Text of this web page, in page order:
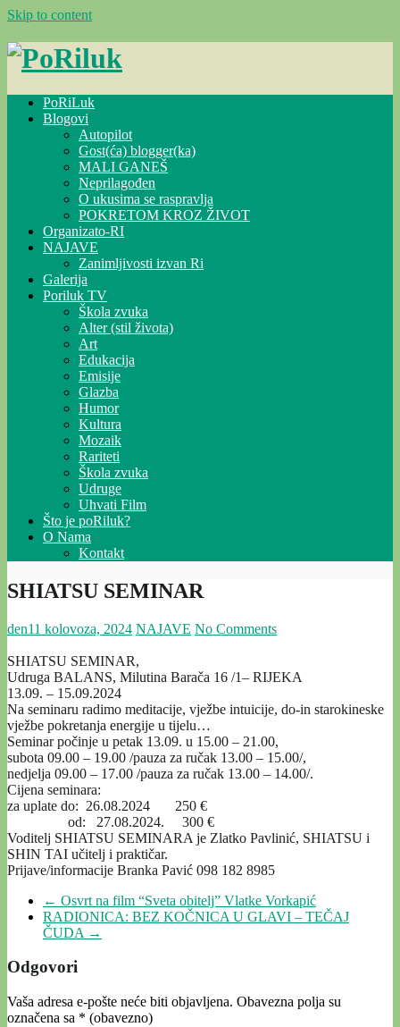
Skip to content
PoRiLuk
Blogovi
Autopilot
Gost(ća) blogger(ka)
MALI GANEŠ
Neprilagođen
O ukusima se raspravlja
POKRETOM KROZ ŽIVOT
Organizato-RI
NAJAVE
Zanimljivosti izvan Ri
Galerija
Poriluk TV
Škola zvuka
Alter (stil života)
Art
Edukacija
Emisije
Glazba
Humor
Kultura
Mozaik
Rariteti
Škola zvuka
Udruge
Uhvati Film
Što je poRiluk?
O Nama
Kontakt
SHIATSU SEMINAR
den11 kolovoza, 2024 NAJAVE No Comments
SHIATSU SEMINAR,
Udruga BALANS, Milutina Barača 16 /1– RIJEKA
13.09. – 15.09.2024
Na seminaru radimo meditacije, vježbe intuicije, do-in starokineske
vježbe pokretanja energije u tijelu…
Seminar počinje u petak 13.09. u 15.00 – 21.00,
subota 09.00 – 19.00 /pauza za ručak 13.00 – 15.00/,
nedjelja 09.00 – 17.00 /pauza za ručak 13.00 – 14.00/.
Cijena seminara:
za uplate do: 26.08.2024 250 €
od: 27.08.2024. 300 €
Voditelj SHIATSU SEMINARA je Zlatko Pavlinić, SHIATSU i
SHIN TAI učitelj i praktičar.
Prijave/informacije Branka Pavić 098 182 8985
← Osvrt na film “Sveta obitelj” Vlatke Vorkapić
RADIONICA: BEZ KOČNICA U GLAVI – TEČAJ
ČUDA →
Odgovori
Vaša adresa e-pošte neće biti objavljena. Obavezna polja su
označena sa * (obavezno)